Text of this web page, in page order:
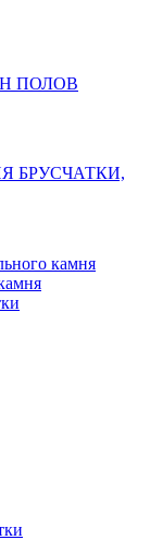
ПОЛОВ
БРУСЧАТКИ,
камня